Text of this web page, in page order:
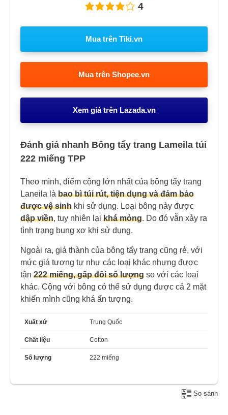
4
Mua trên Tiki.vn
Mua trên Shopee.vn
Xem giá trên Lazada.vn
Đánh giá nhanh Bông tẩy trang Lameila túi
222 miếng TPP
Theo mình, điểm cộng lớn nhất của bông tẩy trang
Laneila là bao bì túi rút, tiện dụng và đảm bảo
được vệ sinh khi sử dụng. Loại bông này được
dập viền, tuy nhiên lại khá mỏng. Do đó vẫn xảy ra
tình trạng bung xơ khi sử dụng.
Ngoài ra, giá thành của bông tẩy trang cũng rẻ, với
mức giá tương tự như các loại khác nhưng được
tận 222 miếng, gấp đôi số lượng so với các loại
khác. Cộng với bông có thể sử dụng được cả 2 mặt
khiến mình cũng khá ấn tượng.
Xuất xứ Trung Quốc
Chất liệu Cotton
Số lượng 222 miếng
So sánh